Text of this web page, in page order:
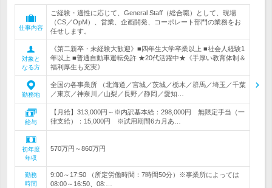
仕事内容
ご経験・適性に応じて、General Staff（総合職）として、現場
（CS／OpM）、営業、企画開発、コーポレート部門の業務をお
任せします。
対象と
なる方
《第二新卒・未経験大歓迎》■四年生大学卒業以上 ■社会人経験1
年以上 ■普通自動車運転免許 ★20代活躍中★《手厚い教育体制＆
福利厚生も充実》
勤務地
全国の各事業所 （北海道／宮城／茨城／栃木／群馬／埼玉／千葉
／東京／神奈川／山梨／長野／静岡／愛知…
給与
【月給】313,000円～※内訳基本給：298,000円 無限定手当（一
律支給）：15,000円 ※試用期間6カ月あ…
初年度
年収
570万円～860万円
勤務
時間
9:00～17:50 （所定労働時間：7時間50分）※事業所によっては
08:00～16:50、08:…